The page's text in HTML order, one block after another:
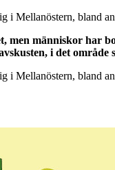
i Mellanöstern, bland
men människor
i det
i Mellanöstern, bland